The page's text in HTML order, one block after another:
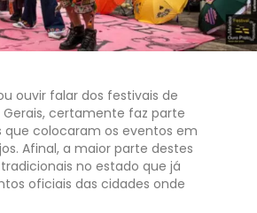
ouvir falar dos festivais de
Gerais, certamente faz parte
que colocaram os eventos em
Afinal, a maior parte destes
no estado que já
oficiais das cidades onde